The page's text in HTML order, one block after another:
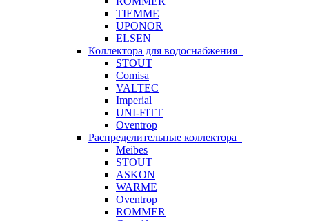
TIEMME
UPONOR
ELSEN
Коллектора для водоснабжения
STOUT
Comisa
VALTEC
Imperial
UNI-FITT
Oventrop
Распределительные коллектора
Meibes
STOUT
ASKON
WARME
Oventrop
ROMMER